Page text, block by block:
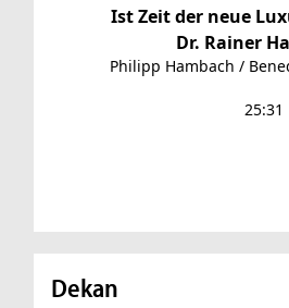
Dekan